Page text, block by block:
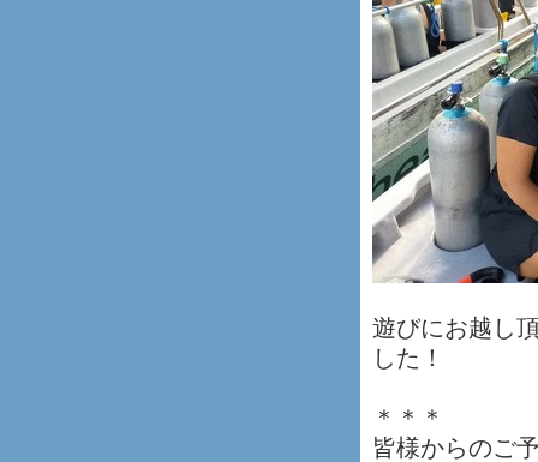
遊びにお越し
した！
＊＊＊
皆様からのご